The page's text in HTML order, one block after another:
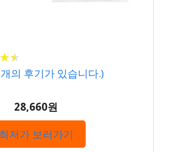
★★
★★
개의 후기가 있습니다.)
28,660원
최저가 보러가기